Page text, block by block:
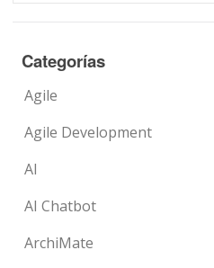
Categorías
Agile
Agile Development
AI
AI Chatbot
ArchiMate